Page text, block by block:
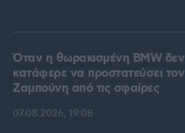
Όταν η θωρακισμένη BMW δεν
κατάφερε να προστατεύσει τον
Ζαμπούνη από τις σφαίρες
07.08.2026, 19:08